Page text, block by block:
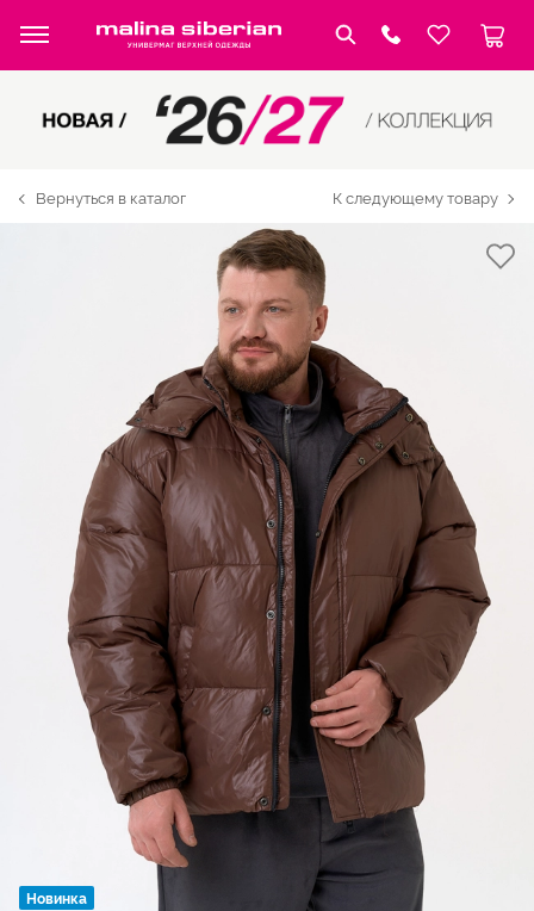
Вернуться в каталог К следующему товару
Новинка